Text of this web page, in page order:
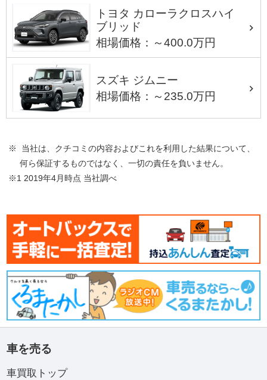
トヨタ カローラクロスハイ
ブリッド
相場価格：～400.0万円
スズキ ジムニー
相場価格：～235.0万円
※ 当社は、クチコミの内容およびこれを利用した結果について、
何ら保証するものではなく、一切の責任を負いません。
※1 2019年4月時点 当社調べ
車を売る
車買取トップ